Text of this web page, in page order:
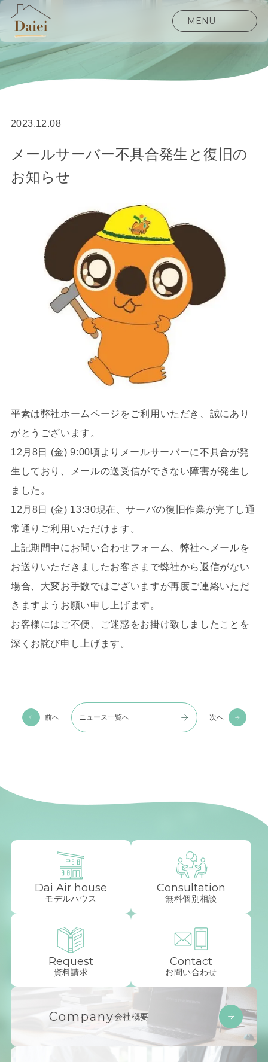
MENU
2023.12.08
メールサーバー不具合発生と復旧の
お知らせ
平素は弊社ホームページをご利用いただき、誠にあり
がとうございます。
12月8日 (金) 9:00頃よりメールサーバーに不具合が発
生しており、メールの送受信ができない障害が発生し
ました。
12月8日 (金) 13:30現在、サーバの復旧作業が完了し通
常通りご利用いただけます。
上記期間中にお問い合わせフォーム、弊社へメールを
お送りいただきましたお客さまで弊社から返信がない
場合、大変お手数ではございますが再度ご連絡いただ
きますようお願い申し上げます。
お客様にはご不便、ご迷惑をお掛け致しましたことを
深くお詫び申し上げます。
前へ ニュース一覧へ 次へ
Dai Air house
モデルハウス
Consultation
無料個別相談
Request
資料請求
Contact
お問い合わせ
Company会社概要